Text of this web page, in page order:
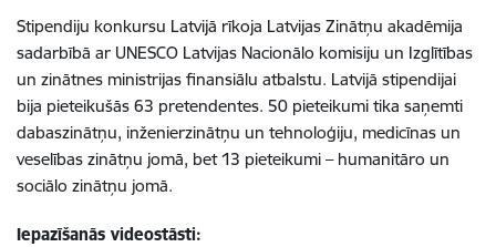
Stipendiju konkursu Latvijā rīkoja Latvijas Zinātņu akadēmija
sadarbībā ar UNESCO Latvijas Nacionālo komisiju un Izglītības
un zinātnes ministrijas finansiālu atbalstu. Latvijā stipendijai
bija pieteikušās 63 pretendentes. 50 pieteikumi tika saņemti
dabaszinātņu, inženierzinātņu un tehnoloģiju, medicīnas un
veselības zinātņu jomā, bet 13 pieteikumi – humanitāro un
sociālo zinātņu jomā.
Iepazīšanās videostāsti: